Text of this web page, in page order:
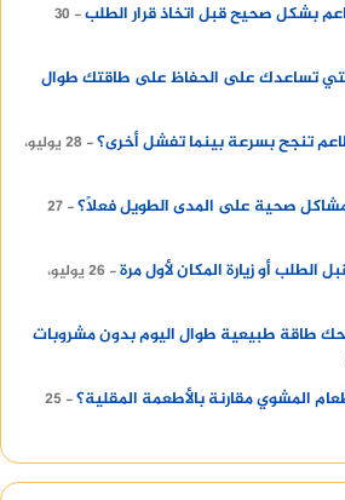
بشكل صحيح قبل اتخاذ قرار الطلب
30
تساعدك على الحفاظ على طاقتك طوال
تنجح بسرعة بينما تفشل أخرى؟
28 يوليو،
صحية على المدى الطويل فعلًا؟ 27
الطلب أو زيارة المكان لأول مرة
26 يوليو،
طاقة طبيعية طوال اليوم بدون مشروبات
المشوي مقارنة بالأطعمة المقلية؟
25